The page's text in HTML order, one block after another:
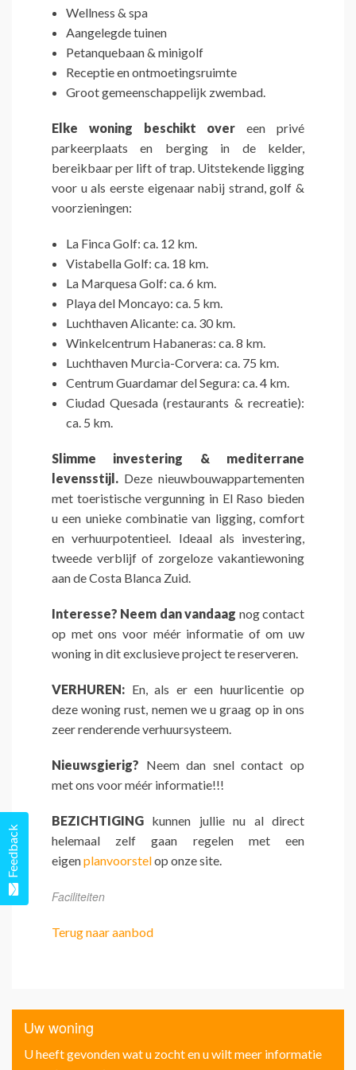
Wellness & spa
Aangelegde tuinen
Petanquebaan & minigolf
Receptie en ontmoetingsruimte
Groot gemeenschappelijk zwembad.
Elke woning beschikt over een privé
parkeerplaats en berging in de kelder,
bereikbaar per lift of trap. Uitstekende ligging
voor u als eerste eigenaar nabij strand, golf &
voorzieningen:
La Finca Golf: ca. 12 km.
Vistabella Golf: ca. 18 km.
La Marquesa Golf: ca. 6 km.
Playa del Moncayo: ca. 5 km.
Luchthaven Alicante: ca. 30 km.
Winkelcentrum Habaneras: ca. 8 km.
Luchthaven Murcia-Corvera: ca. 75 km.
Centrum Guardamar del Segura: ca. 4 km.
Ciudad Quesada (restaurants & recreatie):
ca. 5 km.
Slimme investering & mediterrane
levensstijl. Deze nieuwbouwappartementen
met toeristische vergunning in El Raso bieden
u een unieke combinatie van ligging, comfort
en verhuurpotentieel. Ideaal als investering,
tweede verblijf of zorgeloze vakantiewoning
aan de Costa Blanca Zuid.
Interesse? Neem dan vandaag nog contact
op met ons voor méér informatie of om uw
woning in dit exclusieve project te reserveren.
VERHUREN: En, als er een huurlicentie op
deze woning rust, nemen we u graag op in ons
zeer renderende verhuursysteem.
Nieuwsgierig? Neem dan snel contact op
met ons voor méér informatie!!!
BEZICHTIGING kunnen jullie nu al direct
helemaal zelf gaan regelen met een
eigenplanvoorstelop onze site.
Faciliteiten
Terug naar aanbod
Uw woning
U heeft gevonden wat u zocht en u wilt meer informatie
Feedback